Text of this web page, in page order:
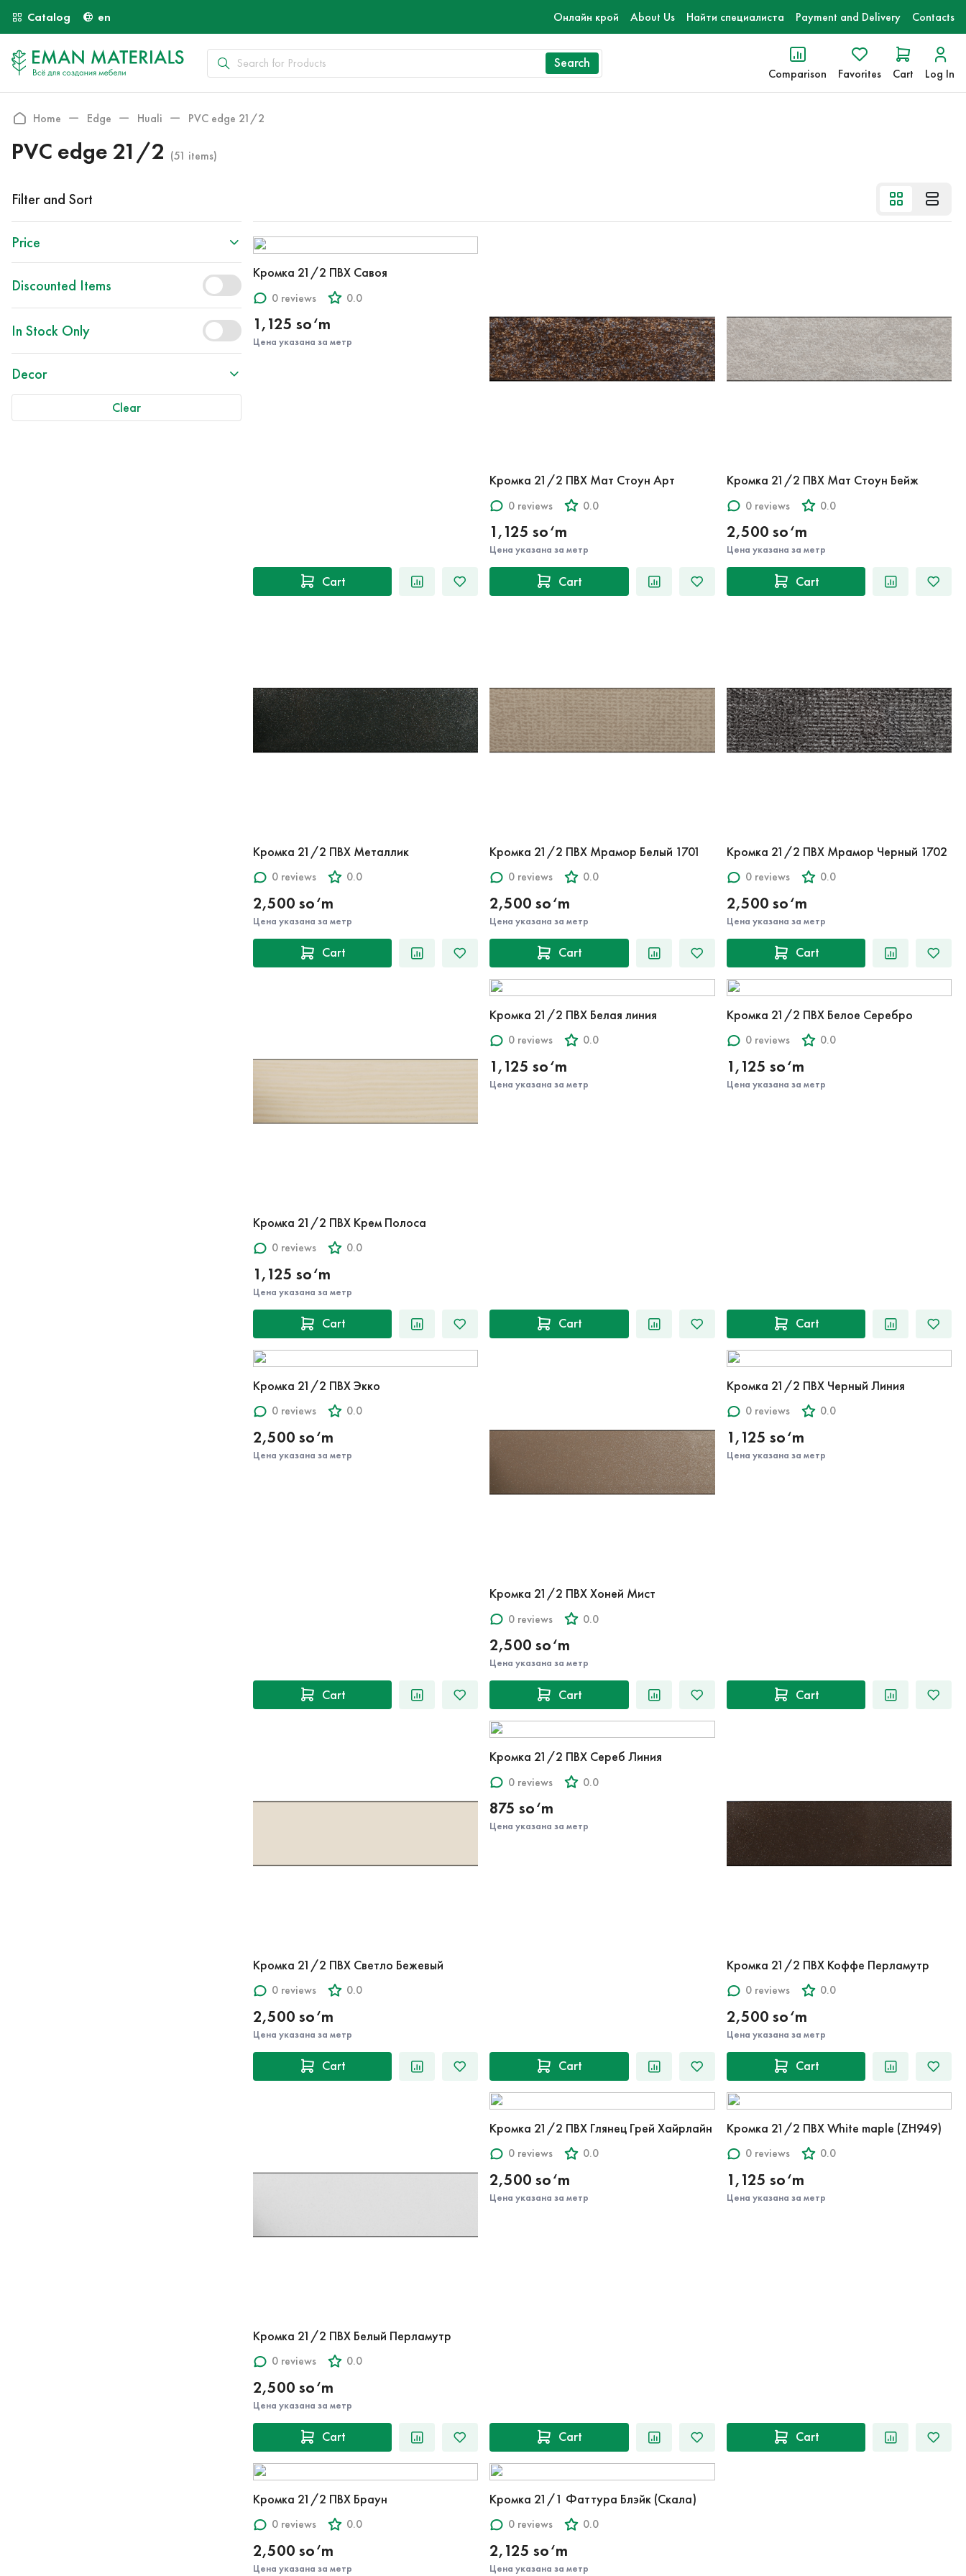
Catalog en Онлайн крой About Us Найти специалиста Payment and Delivery Contacts
Search
Comparison Favorites Cart Log In
Home Edge Huali PVC edge 21/2
PVC edge 21/2 (51 items)
Filter and Sort
Price
Discounted Items
In Stock Only
Decor
Clear
Кромка 21/2 ПВХ Савоя
0 reviews 0.0
1,125 so‘m
Цена указана за метр
Cart
Кромка 21/2 ПВХ Мат Стоун Арт
0 reviews 0.0
1,125 so‘m
Цена указана за метр
Cart
Кромка 21/2 ПВХ Мат Стоун Бейж
0 reviews 0.0
2,500 so‘m
Цена указана за метр
Cart
Кромка 21/2 ПВХ Металлик
0 reviews 0.0
2,500 so‘m
Цена указана за метр
Cart
Кромка 21/2 ПВХ Мрамор Белый 1701
0 reviews 0.0
2,500 so‘m
Цена указана за метр
Cart
Кромка 21/2 ПВХ Мрамор Черный 1702
0 reviews 0.0
2,500 so‘m
Цена указана за метр
Cart
Кромка 21/2 ПВХ Крем Полоса
0 reviews 0.0
1,125 so‘m
Цена указана за метр
Cart
Кромка 21/2 ПВХ Белая линия
0 reviews 0.0
1,125 so‘m
Цена указана за метр
Cart
Кромка 21/2 ПВХ Белое Серебро
0 reviews 0.0
1,125 so‘m
Цена указана за метр
Cart
Кромка 21/2 ПВХ Экко
0 reviews 0.0
2,500 so‘m
Цена указана за метр
Cart
Кромка 21/2 ПВХ Хоней Мист
0 reviews 0.0
2,500 so‘m
Цена указана за метр
Cart
Кромка 21/2 ПВХ Черный Линия
0 reviews 0.0
1,125 so‘m
Цена указана за метр
Cart
Кромка 21/2 ПВХ Светло Бежевый
0 reviews 0.0
2,500 so‘m
Цена указана за метр
Cart
Кромка 21/2 ПВХ Сереб Линия
0 reviews 0.0
875 so‘m
Цена указана за метр
Cart
Кромка 21/2 ПВХ Коффе Перламутр
0 reviews 0.0
2,500 so‘m
Цена указана за метр
Cart
Кромка 21/2 ПВХ Белый Перламутр
0 reviews 0.0
2,500 so‘m
Цена указана за метр
Cart
Кромка 21/2 ПВХ Глянец Грей Хайрлайн
0 reviews 0.0
2,500 so‘m
Цена указана за метр
Cart
Кромка 21/2 ПВХ White maple (ZH949)
0 reviews 0.0
1,125 so‘m
Цена указана за метр
Cart
Кромка 21/2 ПВХ Браун
0 reviews 0.0
2,500 so‘m
Цена указана за метр
Кромка 21/1 Фаттура Блэйк (Скала)
0 reviews 0.0
2,125 so‘m
Цена указана за метр